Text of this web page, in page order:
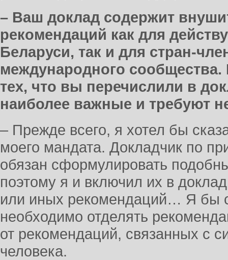
– Ваш доклад содержит
рекомендаций как для
Беларуси, так и для стран-
международного сообщества.
тех, что вы перечислили в
наиболее важные и требуют
– Прежде всего, я хотел бы
моего мандата. Докладчик по
обязан сформулировать
поэтому я и включил их в
или иных рекомендаций… Я бы
необходимо отделять
от рекомендаций, связанных с
человека.